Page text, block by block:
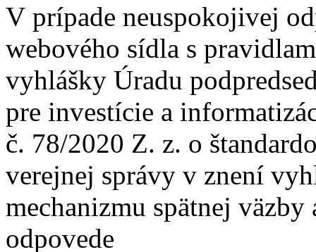
V prípade neuspokojivej
webového sídla s
vyhlášky Úradu
pre investície a
č. 78/2020 Z. z. o
verejnej správy v znení
mechanizmu spätnej
odpovede